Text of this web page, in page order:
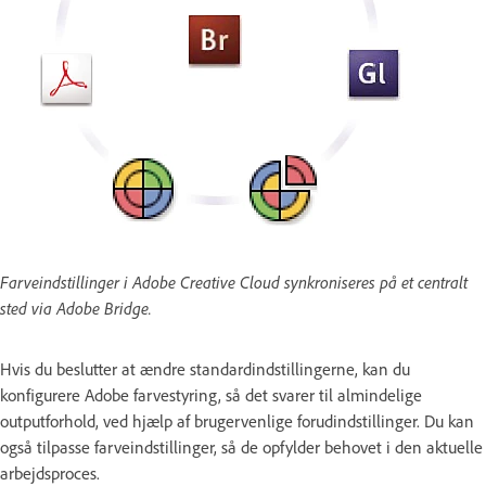
Farveindstillinger i Adobe Creative Cloud synkroniseres på et centralt
sted via Adobe Bridge.
Hvis du beslutter at ændre standardindstillingerne, kan du
konfigurere Adobe farvestyring, så det svarer til almindelige
outputforhold, ved hjælp af brugervenlige forudindstillinger. Du kan
også tilpasse farveindstillinger, så de opfylder behovet i den aktuelle
arbejdsproces.